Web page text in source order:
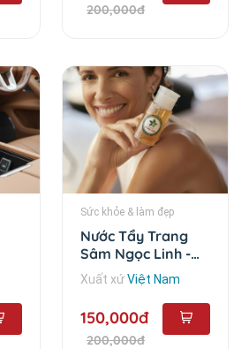
200,000đ
Sức khỏe & làm đẹp
Nước Tẩy Trang
Sâm Ngọc Linh -
120ml
Xuất xứViệt Nam
150,000đ
200,000đ